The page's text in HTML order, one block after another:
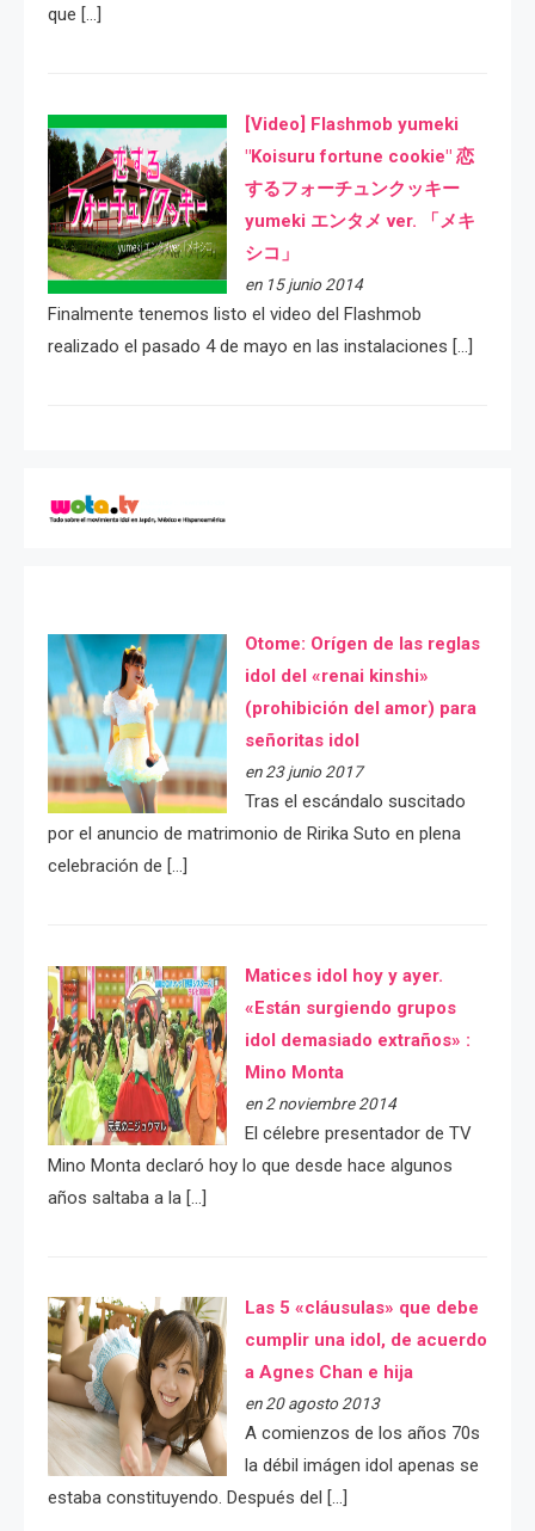
que […]
[Video] Flashmob yumeki
"Koisuru fortune cookie" 恋
するフォーチュンクッキー
yumeki エンタメ ver. 「メキ
シコ」
en 15 junio 2014
Finalmente tenemos listo el video del Flashmob
realizado el pasado 4 de mayo en las instalaciones […]
Otome: Orígen de las reglas
idol del «renai kinshi»
(prohibición del amor) para
señoritas idol
en 23 junio 2017
Tras el escándalo suscitado
por el anuncio de matrimonio de Ririka Suto en plena
celebración de […]
Matices idol hoy y ayer.
«Están surgiendo grupos
idol demasiado extraños» :
Mino Monta
en 2 noviembre 2014
El célebre presentador de TV
Mino Monta declaró hoy lo que desde hace algunos
años saltaba a la […]
Las 5 «cláusulas» que debe
cumplir una idol, de acuerdo
a Agnes Chan e hija
en 20 agosto 2013
A comienzos de los años 70s
la débil imágen idol apenas se
estaba constituyendo. Después del […]